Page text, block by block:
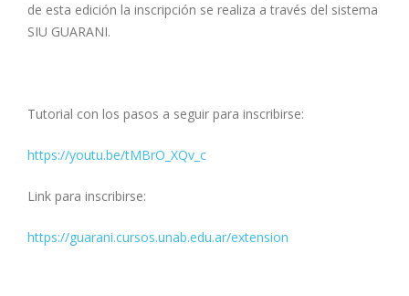
de esta edición la inscripción se realiza a través del sistema
SIU GUARANI.
Tutorial con los pasos a seguir para inscribirse:
https://youtu.be/tMBrO_XQv_c
Link para inscribirse:
https://guarani.cursos.unab.edu.ar/extension